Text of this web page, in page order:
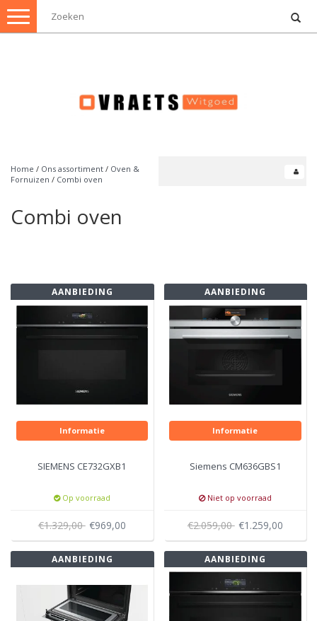
Toggle
navigation
Home / Ons assortiment / Oven &
Fornuizen / Combi oven
Combi oven
AANBIEDING
Informatie
SIEMENS CE732GXB1
Op voorraad
€1.329,00 €969,00
AANBIEDING
Informatie
Siemens CM636GBS1
Niet op voorraad
€2.059,00 €1.259,00
AANBIEDING AANBIEDING